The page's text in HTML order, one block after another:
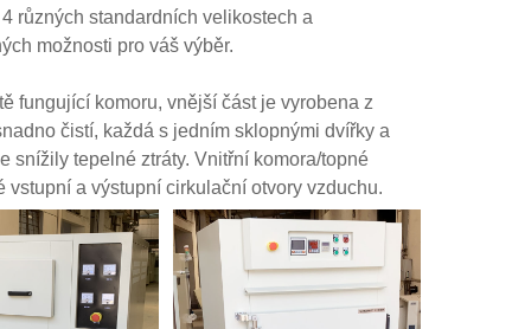
různých standardních velikostech a
možnosti pro váš výběr.
fungující komoru, vnější část je vyrobena z
čistí, každá s jedním sklopnými dvířky a
snížily tepelné ztráty. Vnitřní komora/topné
a výstupní cirkulační otvory vzduchu.